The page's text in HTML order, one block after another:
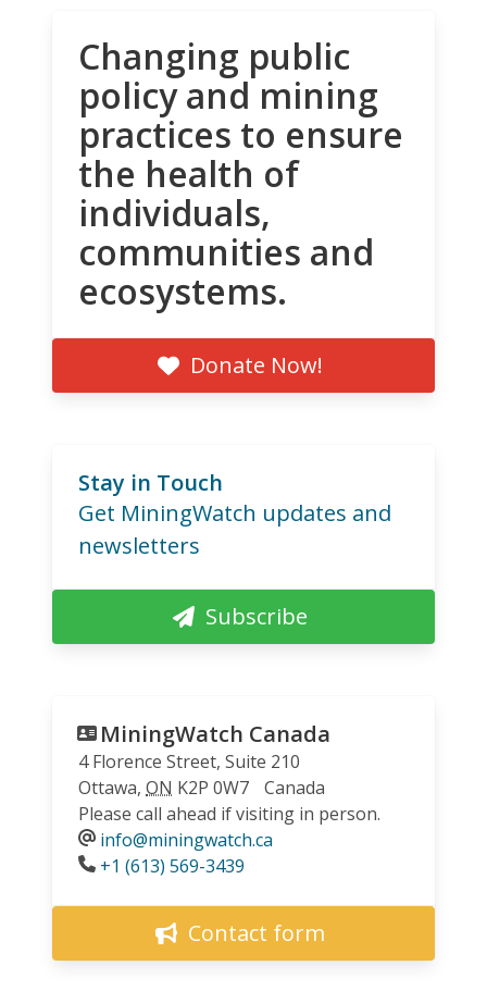
Changing public
policy and mining
practices to ensure
the health of
individuals,
communities and
ecosystems.
Donate Now!
Stay in Touch
Get MiningWatch updates and
newsletters
Subscribe
MiningWatch Canada
4 Florence Street, Suite 210
Ottawa, ON K2P 0W7
Canada
Please call ahead if visiting in person.
info@miningwatch.ca
Phone
+1 (613) 569-3439
Contact form